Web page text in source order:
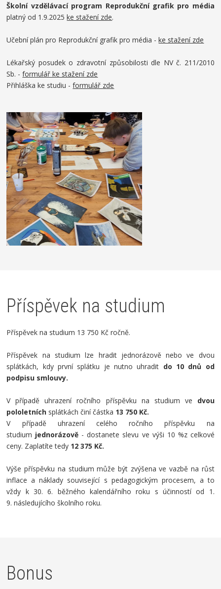
Školní vzdělávací program Reprodukční grafik pro média
platný od 1.9.2025ke stažení zde.
Učební plán pro Reprodukční grafik pro média -ke stažení zde
Lékařský posudek o zdravotní způsobilosti dle NV č. 211/2010
Sb. -formulář ke stažení zde
Přihláška ke studiu -formulář zde
Příspěvek na studium
Příspěvek na studium 13 750 Kč ročně.
Příspěvek na studium lze hradit jednorázově nebo ve dvou
splátkách, kdy první splátku je nutno uhradit do 10 dnů od
podpisu smlouvy.
V případě uhrazení ročního příspěvku na studium ve
dvou
pololetních splátkách činí částka 13 750 Kč.
V případě uhrazení celého ročního příspěvku na
studium jednorázově - dostanete slevu ve výši 10 %z celkové
ceny. Zaplatíte tedy 12 375 Kč.
Výše příspěvku na studium může být zvýšena ve vazbě na růst
inflace a náklady související s pedagogickým procesem, a to
vždy k 30. 6. běžného kalendářního roku s účinností od 1.
9. následujícího školního roku.
Bonus